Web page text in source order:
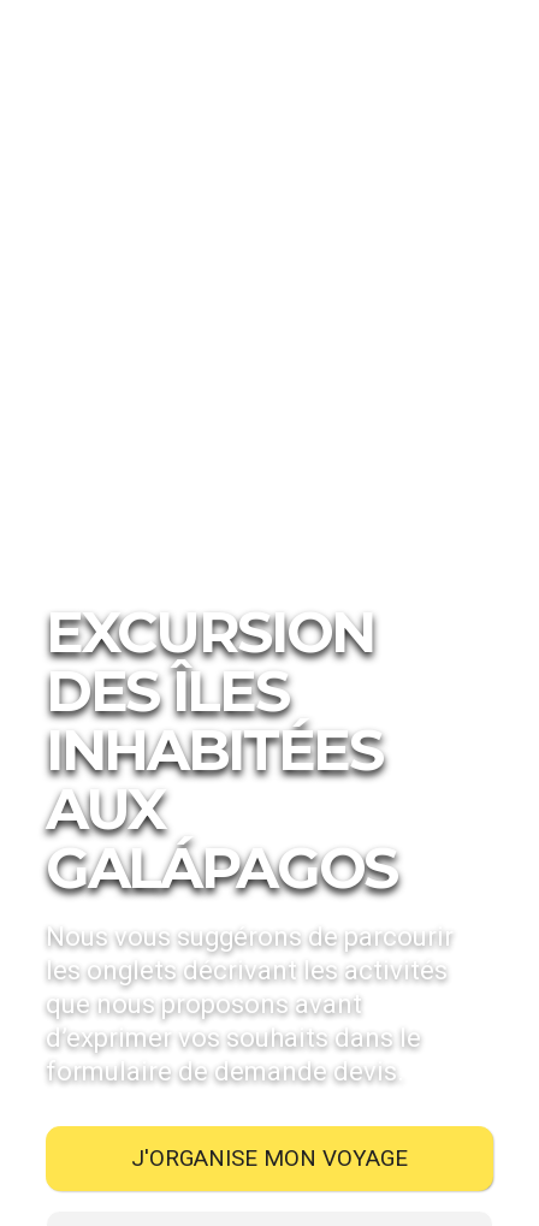
EXCURSION
DES ÎLES
INHABITÉES
AUX
GALÁPAGOS
Nous vous suggérons de parcourir
les onglets décrivant les activités
que nous proposons avant
d’exprimer vos souhaits dans le
formulaire de demande devis.
J'ORGANISE MON VOYAGE